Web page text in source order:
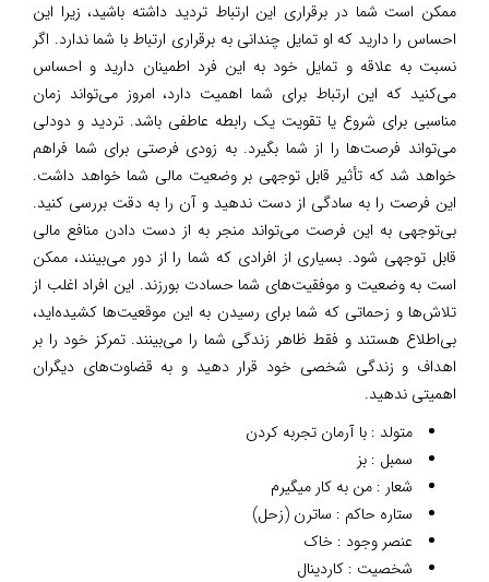
ممکن است شما در برقراری این ارتباط تردید داشته باشید، زیرا این
احساس را دارید که او تمایل چندانی به برقراری ارتباط با شما ندارد. اگر
نسبت به علاقه و تمایل خود به این فرد اطمینان دارید و احساس
می‌کنید که این ارتباط برای شما اهمیت دارد، امروز می‌تواند زمان
مناسبی برای شروع یا تقویت یک رابطه عاطفی باشد. تردید و دودلی
می‌تواند فرصت‌ها را از شما بگیرد. به زودی فرصتی برای شما فراهم
خواهد شد که تأثیر قابل توجهی بر وضعیت مالی شما خواهد داشت.
این فرصت را به سادگی از دست ندهید و آن را به دقت بررسی کنید.
بی‌توجهی به این فرصت می‌تواند منجر به از دست دادن منافع مالی
قابل توجهی شود. بسیاری از افرادی که شما را از دور می‌بینند، ممکن
است به وضعیت و موفقیت‌های شما حسادت بورزند. این افراد اغلب از
تلاش‌ها و زحماتی که شما برای رسیدن به این موقعیت‌ها کشیده‌اید،
بی‌اطلاع هستند و فقط ظاهر زندگی شما را می‌بینند. تمرکز خود را بر
اهداف و زندگی شخصی خود قرار دهید و به قضاوت‌های دیگران
اهمیتی ندهید.
متولد : با آرمان تجربه کردن
سمبل : بز
شعار : من به کار میگیرم
ستاره حاکم : ساترن (زحل)
عنصر وجود : خاک
شخصیت : کاردینال